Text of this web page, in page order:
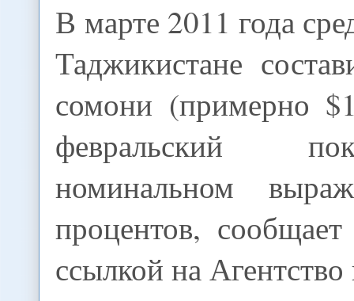
В марте 2011 года
Таджикистане
сомони (примерно
февральский
номинальном
процентов,
ссылкой на Агентство